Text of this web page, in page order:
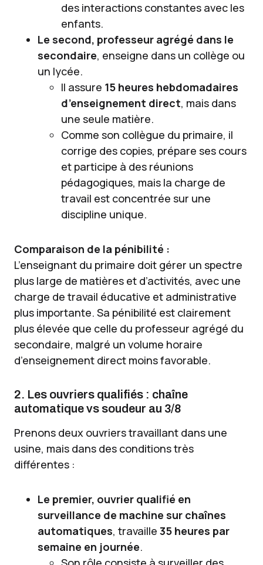
des interactions constantes avec les
enfants.
Le second, professeur agrégé dans le
secondaire, enseigne dans un collège ou
un lycée.
Il assure 15 heures hebdomadaires
d’enseignement direct, mais dans
une seule matière.
Comme son collègue du primaire, il
corrige des copies, prépare ses cours
et participe à des réunions
pédagogiques, mais la charge de
travail est concentrée sur une
discipline unique.
Comparaison de la pénibilité :
L’enseignant du primaire doit gérer un spectre
plus large de matières et d’activités, avec une
charge de travail éducative et administrative
plus importante. Sa pénibilité est clairement
plus élevée que celle du professeur agrégé du
secondaire, malgré un volume horaire
d’enseignement direct moins favorable.
2. Les ouvriers qualifiés : chaîne
automatique vs soudeur au 3/8
Prenons deux ouvriers travaillant dans une
usine, mais dans des conditions très
différentes :
Le premier, ouvrier qualifié en
surveillance de machine sur chaînes
automatiques, travaille 35 heures par
semaine en journée.